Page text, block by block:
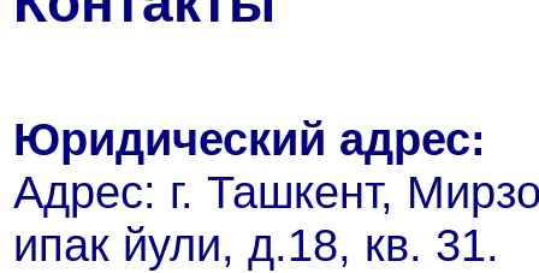
Юридический адрес:
Адрес: г. Ташкент,
ипак йули, д.18, кв. 31.